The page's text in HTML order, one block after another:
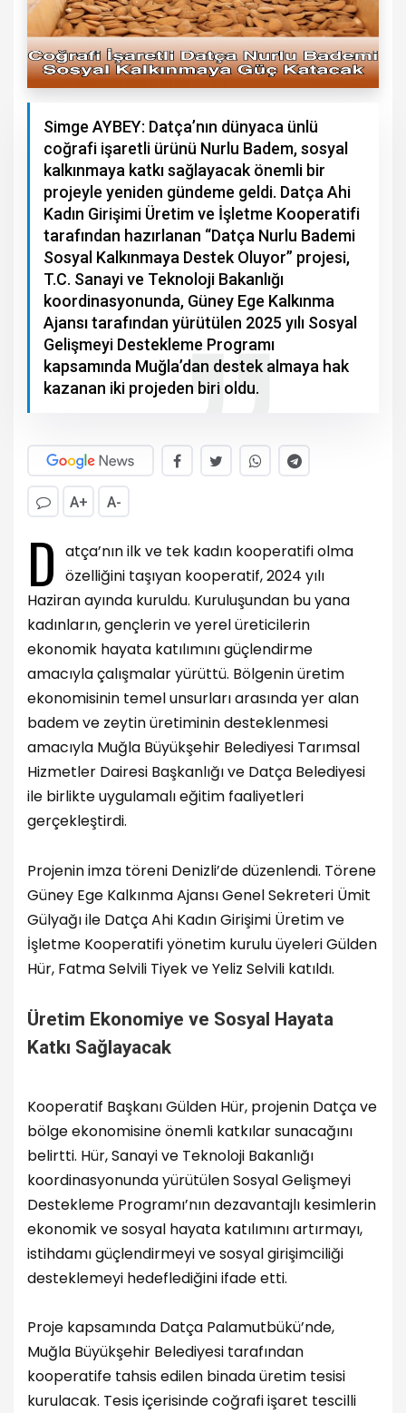
Simge AYBEY: Datça’nın dünyaca ünlü
coğrafi işaretli ürünü Nurlu Badem, sosyal
kalkınmaya katkı sağlayacak önemli bir
projeyle yeniden gündeme geldi. Datça Ahi
Kadın Girişimi Üretim ve İşletme Kooperatifi
tarafından hazırlanan “Datça Nurlu Bademi
Sosyal Kalkınmaya Destek Oluyor” projesi,
T.C. Sanayi ve Teknoloji Bakanlığı
koordinasyonunda, Güney Ege Kalkınma
Ajansı tarafından yürütülen 2025 yılı Sosyal
Gelişmeyi Destekleme Programı
kapsamında Muğla’dan destek almaya hak
kazanan iki projeden biri oldu.
A+ A-
D atça’nın ilk ve tek kadın kooperatifi olma
özelliğini taşıyan kooperatif, 2024 yılı
Haziran ayında kuruldu. Kuruluşundan bu yana
kadınların, gençlerin ve yerel üreticilerin
ekonomik hayata katılımını güçlendirme
amacıyla çalışmalar yürüttü. Bölgenin üretim
ekonomisinin temel unsurları arasında yer alan
badem ve zeytin üretiminin desteklenmesi
amacıyla Muğla Büyükşehir Belediyesi Tarımsal
Hizmetler Dairesi Başkanlığı ve Datça Belediyesi
ile birlikte uygulamalı eğitim faaliyetleri
gerçekleştirdi.
Projenin imza töreni Denizli’de düzenlendi. Törene
Güney Ege Kalkınma Ajansı Genel Sekreteri Ümit
Gülyağı ile Datça Ahi Kadın Girişimi Üretim ve
İşletme Kooperatifi yönetim kurulu üyeleri Gülden
Hür, Fatma Selvili Tiyek ve Yeliz Selvili katıldı.
Üretim Ekonomiye ve Sosyal Hayata
Katkı Sağlayacak
Kooperatif Başkanı Gülden Hür, projenin Datça ve
bölge ekonomisine önemli katkılar sunacağını
belirtti. Hür, Sanayi ve Teknoloji Bakanlığı
koordinasyonunda yürütülen Sosyal Gelişmeyi
Destekleme Programı’nın dezavantajlı kesimlerin
ekonomik ve sosyal hayata katılımını artırmayı,
istihdamı güçlendirmeyi ve sosyal girişimciliği
desteklemeyi hedeflediğini ifade etti.
Proje kapsamında Datça Palamutbükü’nde,
Muğla Büyükşehir Belediyesi tarafından
kooperatife tahsis edilen binada üretim tesisi
kurulacak. Tesis içerisinde coğrafi işaret tescilli